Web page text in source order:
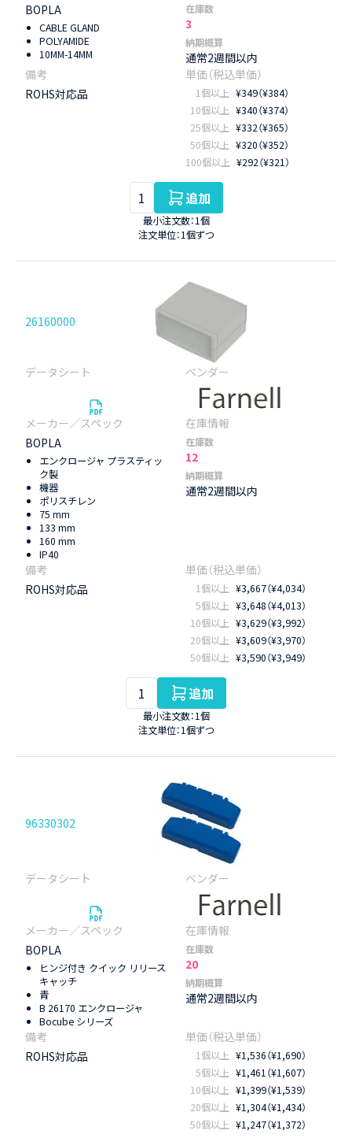
BOPLA
CABLE GLAND
POLYAMIDE
10MM-14MM
在庫数
3
納期概算
通常2週間以内
ROHS対応品 1個以上 ¥349（¥384）
10個以上 ¥340（¥374）
25個以上 ¥332（¥365）
50個以上 ¥320（¥352）
100個以上 ¥292（¥321）
追加
最小注文数：1個
注文単位：1個ずつ
26160000
BOPLA
エンクロージャ プラスティッ
ク製
機器
ポリスチレン
75 mm
133 mm
160 mm
IP40
在庫数
12
納期概算
通常2週間以内
ROHS対応品 1個以上 ¥3,667（¥4,034）
5個以上 ¥3,648（¥4,013）
10個以上 ¥3,629（¥3,992）
20個以上 ¥3,609（¥3,970）
50個以上 ¥3,590（¥3,949）
追加
最小注文数：1個
注文単位：1個ずつ
96330302
BOPLA
ヒンジ付き クイック リリース
キャッチ
青
B 26170 エンクロージャ
Bocube シリーズ
在庫数
20
納期概算
通常2週間以内
ROHS対応品 1個以上 ¥1,536（¥1,690）
5個以上 ¥1,461（¥1,607）
10個以上 ¥1,399（¥1,539）
20個以上 ¥1,304（¥1,434）
50個以上 ¥1,247（¥1,372）